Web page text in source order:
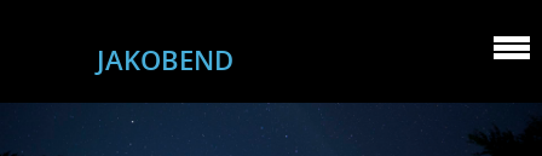
JAKOBEND